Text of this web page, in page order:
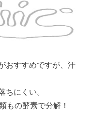
おすすめですが、汗
ちにくい。
もの酵素で分解！